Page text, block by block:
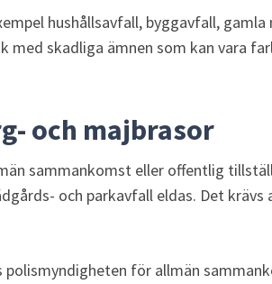
hushållsavfall, byggavfall, gamla
med skadliga ämnen som kan vara
och majbrasor
sammankomst eller offentlig
och parkavfall eldas. Det krävs
för allmän